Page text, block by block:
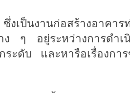
งเป็นงานก่อสร้างอาคาร
ง ๆ อยู่ระหว่างการดำเ
ระดับ และหารือเรื่องกา